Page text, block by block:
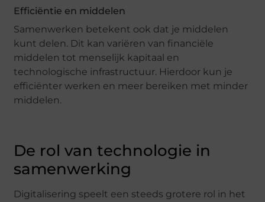
Efficiëntie en middelen
Samenwerken betekent ook dat je middelen
kunt delen. Dit kan variëren van financiële
middelen tot menselijk kapitaal en
technologische infrastructuur. Hierdoor kun je
efficiënter werken en meer bereiken met minder
middelen.
De rol van technologie in
samenwerking
Digitalisering speelt een steeds grotere rol in het